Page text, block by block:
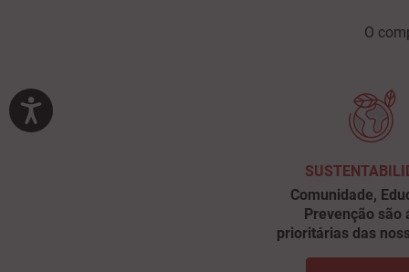
O
Comunidade,
Prevenção são
prioritárias das